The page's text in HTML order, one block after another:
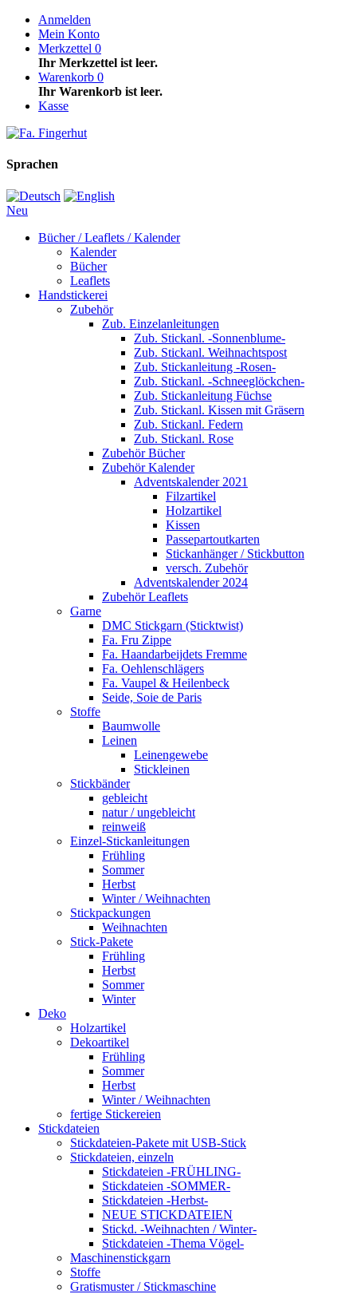
Anmelden
Mein Konto
Merkzettel 0
Ihr Merkzettel ist leer.
Warenkorb 0
Ihr Warenkorb ist leer.
Kasse
Sprachen
Neu
Bücher / Leaflets / Kalender
Kalender
Bücher
Leaflets
Handstickerei
Zubehör
Zub. Einzelanleitungen
Zub. Stickanl. -Sonnenblume-
Zub. Stickanl. Weihnachtspost
Zub. Stickanleitung -Rosen-
Zub. Stickanl. -Schneeglöckchen-
Zub. Stickanleitung Füchse
Zub. Stickanl. Kissen mit Gräsern
Zub. Stickanl. Federn
Zub. Stickanl. Rose
Zubehör Bücher
Zubehör Kalender
Adventskalender 2021
Filzartikel
Holzartikel
Kissen
Passepartoutkarten
Stickanhänger / Stickbutton
versch. Zubehör
Adventskalender 2024
Zubehör Leaflets
Garne
DMC Stickgarn (Sticktwist)
Fa. Fru Zippe
Fa. Haandarbeijdets Fremme
Fa. Oehlenschlägers
Fa. Vaupel & Heilenbeck
Seide, Soie de Paris
Stoffe
Baumwolle
Leinen
Leinengewebe
Stickleinen
Stickbänder
gebleicht
natur / ungebleicht
reinweiß
Einzel-Stickanleitungen
Frühling
Sommer
Herbst
Winter / Weihnachten
Stickpackungen
Weihnachten
Stick-Pakete
Frühling
Herbst
Sommer
Winter
Deko
Holzartikel
Dekoartikel
Frühling
Sommer
Herbst
Winter / Weihnachten
fertige Stickereien
Stickdateien
Stickdateien-Pakete mit USB-Stick
Stickdateien, einzeln
Stickdateien -FRÜHLING-
Stickdateien -SOMMER-
Stickdateien -Herbst-
NEUE STICKDATEIEN
Stickd. -Weihnachten / Winter-
Stickdateien -Thema Vögel-
Maschinenstickgarn
Stoffe
Gratismuster / Stickmaschine